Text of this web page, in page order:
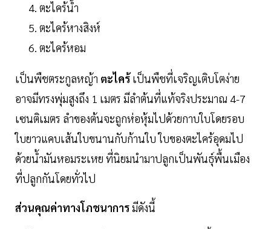
ตะไคร้น้ำ
ตะไคร้หางสิงห์
ตะไคร้หอม
เป็นพืชตระกูลหญ้า ตะไคร้เป็นพืชที่เจริญเติบโตง่าย
อาจมีทรงพุ่มสูงถึง 1 เมตร มีลำต้นที่แท้จริงประมาณ 4-7
เซนติเมตร ลำของต้นจะถูกห่อหุ้มไปด้วยกาบใบโดยรอบ
ใบยาวแคบเส้นใบขนานกับก้านใบ ใบของตะไคร้อุดมไป
ด้วยน้ำมันหอมระเหย ที่นิยมนำมาปลูกเป็นพันธุ์พื้นเมือง
ที่ปลูกกันโดยทั่วไป
ส่วนคุณค่าทางโภชนาการมีดังนี้